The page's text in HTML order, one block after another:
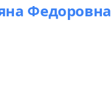
Федоровна